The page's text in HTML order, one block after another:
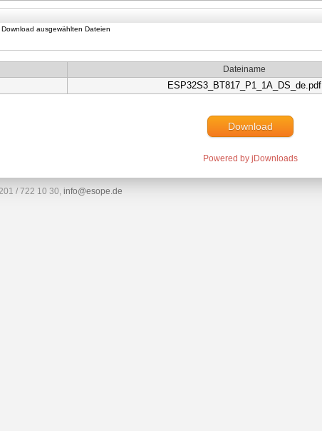
ausgewählten Dateien
Dateiname
ESP32S3_BT817_P1_1A_DS_de.pdf
Download
Powered by jDownloads
/ 722 10 30, info@esope.de